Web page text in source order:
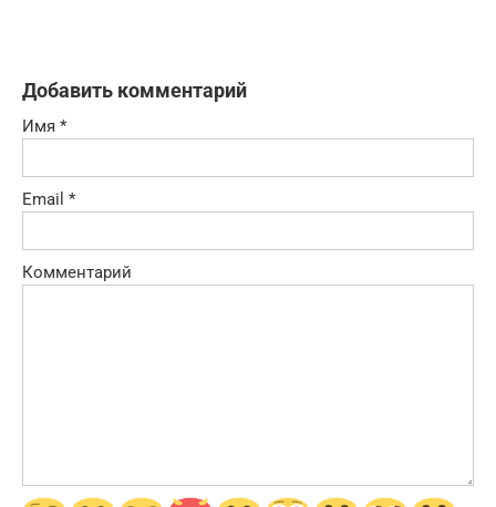
Добавить комментарий
Имя *
Email *
Комментарий